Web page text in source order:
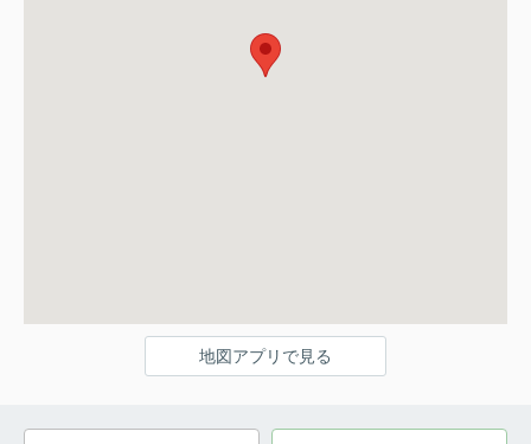
地図アプリで見る